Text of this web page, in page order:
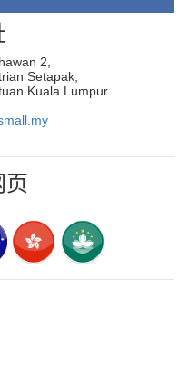
2,
Setapak,
Kuala Lumpur
页